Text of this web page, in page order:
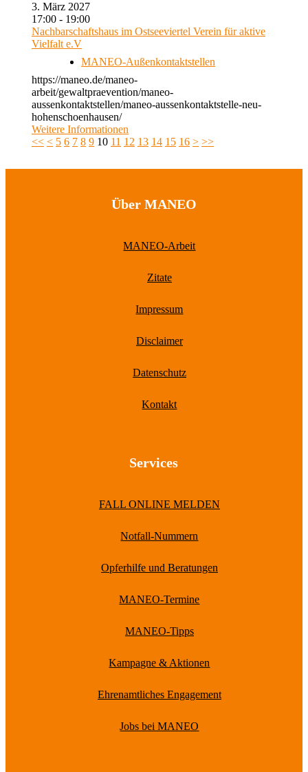
3. März 2027
17:00 - 19:00
Nachbarschaftshaus im Ostseeviertel Verein für aktive
Vielfalt e.V
MANEO-Außenkontaktstellen
https://maneo.de/maneo-
arbeit/gewaltpraevention/maneo-
aussenkontaktstellen/maneo-aussenkontaktstelle-neu-
hohenschoenhausen/
Weitere Informationen
<< < 5 6 7 8 9 10 11 12 13 14 15 16 > >>
Über MANEO
MANEO-Arbeit
Zitate
Impressum
Disclaimer
Datenschutz
Kontakt
Services
FALL ONLINE MELDEN
Notfall-Nummern
Opferhilfe und Beratungen
MANEO-Termine
MANEO-Tipps
Kampagne & Aktionen
Ehrenamtliches Engagement
Jobs bei MANEO